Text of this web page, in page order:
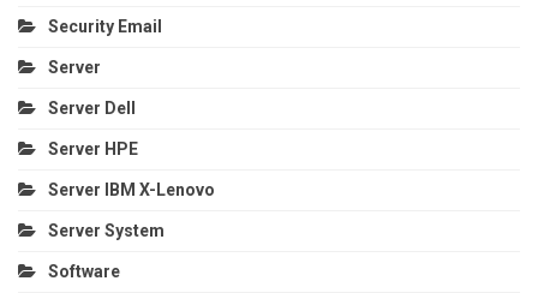
Security Email
Server
Server Dell
Server HPE
Server IBM X-Lenovo
Server System
Software